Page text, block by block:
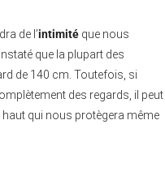
de l’intimité que nous
que la plupart des
de 140 cm. Toutefois, si
des regards, il peut
qui nous protègera même